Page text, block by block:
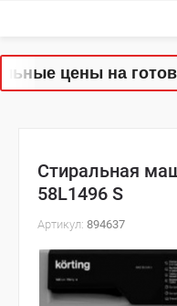
цены на
Стиральная
58L1496 S
Артикул: 894637